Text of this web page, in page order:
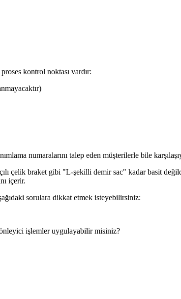
kontrol noktası vardır:
numaralarını talep eden müşterilerle bile
çelik braket gibi "L-şekilli demir sac" kadar basit
içerir.
sorulara dikkat etmek isteyebilirsiniz:
işlemler uygulayabilir misiniz?